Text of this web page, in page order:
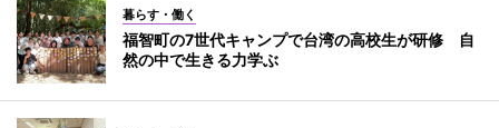
暮らす・働く
福智町の7世代キャンプで台湾の高校生が研修 自
然の中で生きる力学ぶ